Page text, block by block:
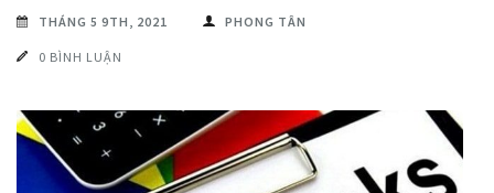
THÁNG 5 9TH, 2021 PHONG TÂN
0 BÌNH LUẬN